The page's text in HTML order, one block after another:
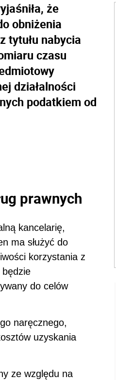
że
obniżenia
tytułu nabycia
czasu
działalności
podatkiem od
prawnych
kancelarię,
ma służyć do
korzystania z
do celów
naręcznego,
uzyskania
ze względu na